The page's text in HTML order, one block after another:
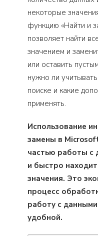
некоторые
функцию «Найти и
позволяет найти
значением и
или оставить
нужно ли
поиске и какие
применять.
Использование
замены в
частью работы с
и быстро
значения. Это
процесс
работу с
удобной.